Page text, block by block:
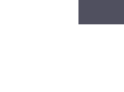
1